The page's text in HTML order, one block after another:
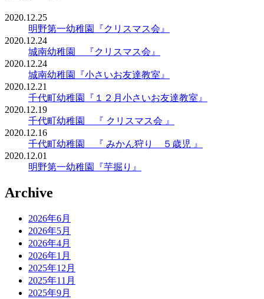
2020.12.25
明野第一幼稚園『クリスマス会』
2020.12.24
城南幼稚園 『クリスマス会』
2020.12.24
城南幼稚園『小さいお友達教室』
2020.12.21
千代町幼稚園『１２月小さいお友達教室』
2020.12.19
千代町幼稚園 『 クリスマス会 』
2020.12.16
千代町幼稚園 『 みかん狩り ５歳児 』
2020.12.01
明野第一幼稚園『芋掘り』
Archive
2026年6月
2026年5月
2026年4月
2026年1月
2025年12月
2025年11月
2025年9月